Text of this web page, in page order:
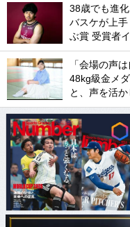
38歳でも進
バスケが上
ぶ賞 受賞者
「会場の声
48kg級金メ
と、声を活